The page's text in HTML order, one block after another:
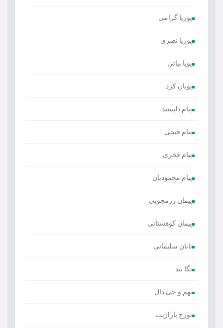
پوریا گرامی
پوریا نصری
پویا بیاتی
پویان کرد
پیام دلپسند
پیام فتحی
پیام فخری
پیام محمودیان
پیمان رزمجویی
پیمان کوهستانی
تابان سلیمانی
تگا بند
تهم و جی دال
تورج پارازیت